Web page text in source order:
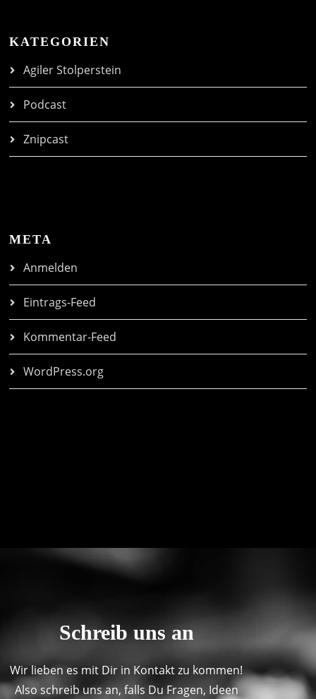
KATEGORIEN
Agiler Stolperstein
Podcast
Znipcast
META
Anmelden
Eintrags-Feed
Kommentar-Feed
WordPress.org
Schreib uns an
Wir lieben es mit Dir in Kontakt zu kommen!
Also schreib uns an, falls Du Fragen, Ideen